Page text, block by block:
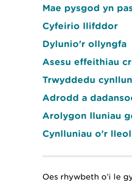
Mae pysgod yn
Cyfeirio llifddor
Dylunio'r ollyngfa
Asesu effeithiau
Trwyddedu
Adrodd a
Arolygon lluniau
Cynlluniau o'r
Oes rhywbeth o’i le